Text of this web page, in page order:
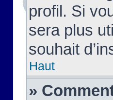
profil. Si
sera plus
souhait
Haut
»